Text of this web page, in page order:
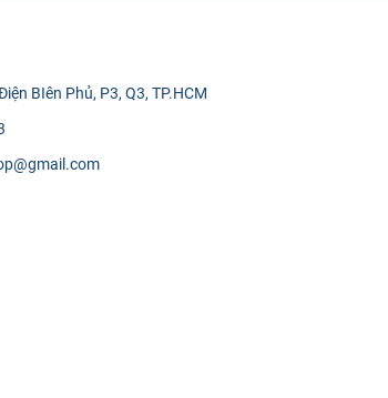
BIên Phủ, P3, Q3, TP.HCM